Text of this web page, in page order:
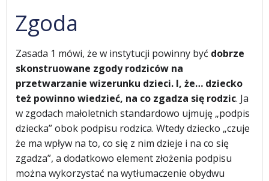
Zgoda
Zasada 1 mówi, że w instytucji powinny być dobrze
skonstruowane zgody rodziców na
przetwarzanie wizerunku dzieci. I, że… dziecko
też powinno wiedzieć, na co zgadza się rodzic. Ja
w zgodach małoletnich standardowo ujmuję „podpis
dziecka” obok podpisu rodzica. Wtedy dziecko „czuje
że ma wpływ na to, co się z nim dzieje i na co się
zgadza”, a dodatkowo element złożenia podpisu
można wykorzystać na wytłumaczenie obydwu